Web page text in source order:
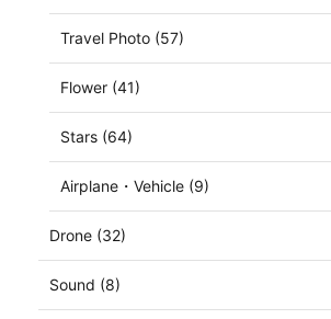
Travel Photo (57)
Flower (41)
Stars (64)
Airplane・Vehicle (9)
Drone (32)
Sound (8)